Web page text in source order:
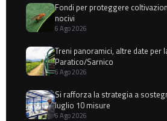
Fondi per proteggere
nocivi
6 Ago 2026
Treni panoramici, altre date per
Paratico/Sarnico
6 Ago 2026
Si rafforza la strategia a
luglio 10 misure
6 Ago 2026